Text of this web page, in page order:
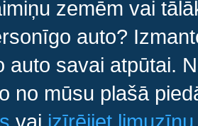
zemēm vai
auto?
auto savai atpūtai.
no mūsu plašā